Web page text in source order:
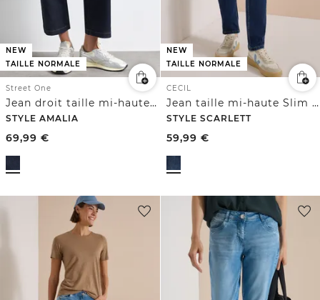
NEW
TAILLE NORMALE
Street One
Jean droit taille mi-haute à coupe décontractée
STYLE AMALIA
69,99 €
NEW
TAILLE NORMALE
CECIL
Jean taille mi-haute Slim Leg, coupe décontractée
STYLE SCARLETT
59,99 €